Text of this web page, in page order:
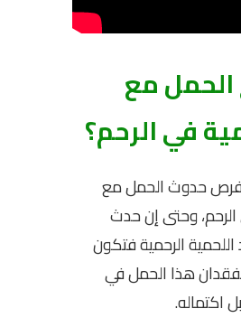
مع
في الرحم؟
فرص حدوث الحمل مع
وحتى إن حدث
الرحمية فتكون
هذا الحمل في
اكتماله.